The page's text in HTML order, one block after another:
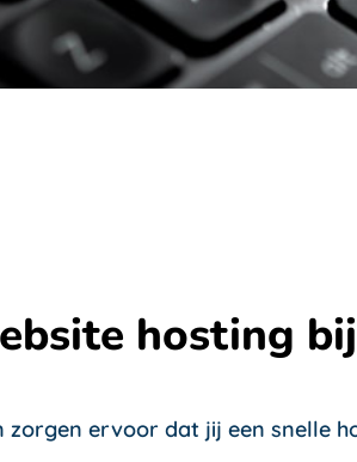
hosting
zorgen ervoor dat jij een snelle